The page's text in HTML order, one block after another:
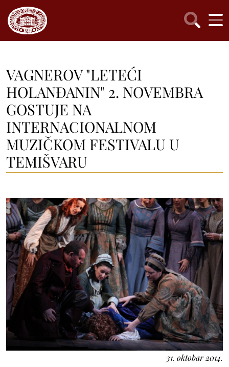
VAGNEROV "LETEĆI
HOLANĐANIN" 2. NOVEMBRA
GOSTUJE NA
INTERNACIONALNOM
MUZIČKOM FESTIVALU U
TEMIŠVARU
31. oktobar 2014.